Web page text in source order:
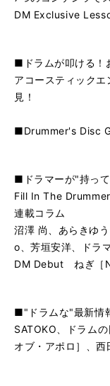
DM Exclusive
■ドラムが叩ける！
アコースティック
見！
■Drummer's Disc
■ドラマーが"持っ
Fill In The
連載コラム
沼澤 尚、あらきゆ
o、芳垣安洋、ドラ
DM Debut ねぎ［
■"ドラムな"最新情
SATOKO、ドラム
オブ・アポロ］、西